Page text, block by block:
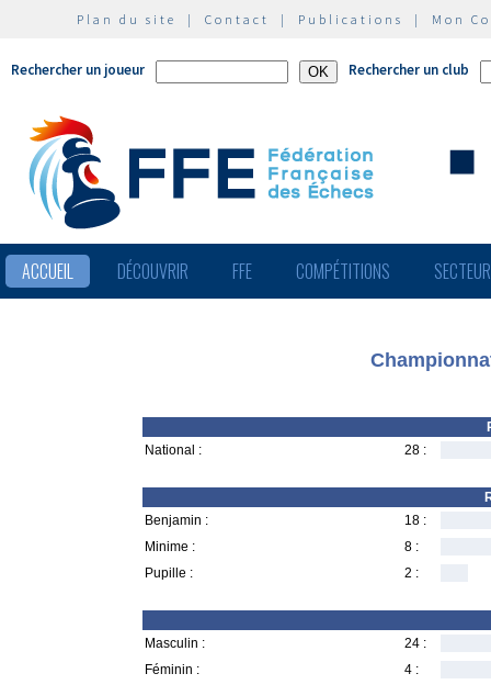
Plan du site | Contact | Publications | Mon
Rechercher un joueur Rechercher un club
ACCUEIL DÉCOUVRIR FFE COMPÉTITIONS
National :
28 :
Benjamin :
18 :
Minime :
8 :
Pupille :
2 :
Masculin :
24 :
Féminin :
4 :